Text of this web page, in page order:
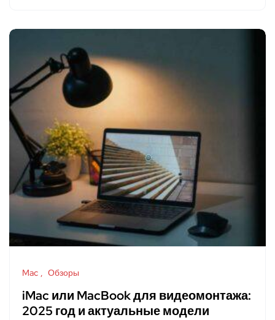
Mac Обзоры
iMac или MacBook для видеомонтажа:
2025 год и актуальные модели